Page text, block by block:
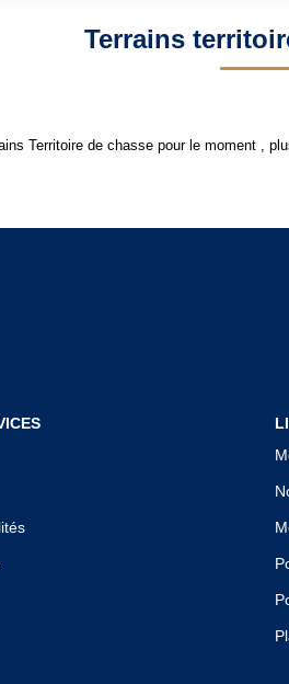
Terrains
Territoire de chasse pour le moment ,